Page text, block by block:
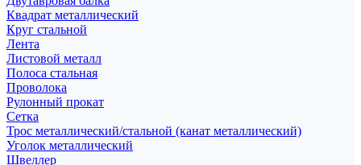
Квадрат металлический
Круг стальной
Лента
Листовой металл
Полоса стальная
Проволока
Рулонный прокат
Сетка
Трос металлический/стальной (канат металлический)
Уголок металлический
Швеллер